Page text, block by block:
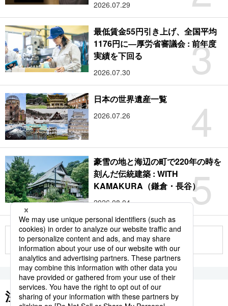
2026.07.29
3
最低賃金55円引き上げ、全国平均
1176円に―厚労省審議会 : 前年度
実績を下回る
2026.07.30
4
日本の世界遺産一覧
2026.07.26
5
豪雪の地と海辺の町で220年の時を
刻んだ伝統建築 : WITH
KAMAKURA（鎌倉・長谷）
2026.08.04
もっと見る
注目のキーワード